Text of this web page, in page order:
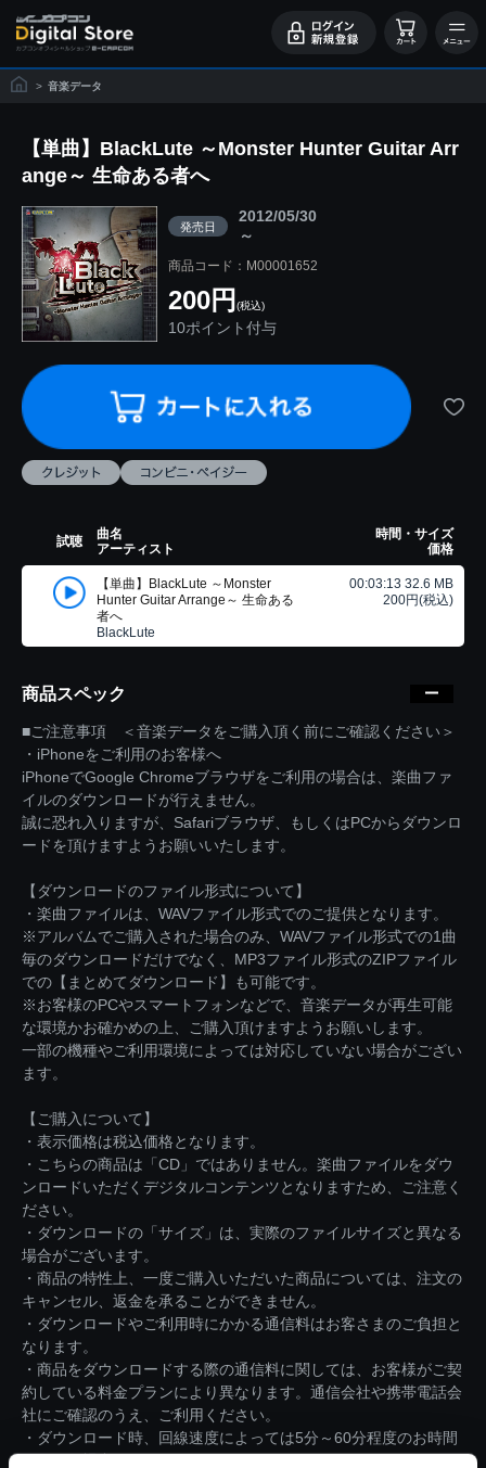
> 音楽データ
【単曲】BlackLute ～Monster Hunter Guitar Arr
ange～ 生命ある者へ
発売日
2012/05/30
～
商品コード：M00001652
200円 (税込)
10ポイント付与
試聴
曲名
アーティスト
時間・サイズ
価格
【単曲】BlackLute ～Monster
Hunter Guitar Arrange～ 生命ある
者へ
BlackLute
00:03:13 32.6 MB
200円(税込)
商品スペック
■ご注意事項 ＜音楽データをご購入頂く前にご確認ください＞
・iPhoneをご利用のお客様へ
iPhoneでGoogle Chromeブラウザをご利用の場合は、楽曲ファ
イルのダウンロードが行えません。
誠に恐れ入りますが、Safariブラウザ、もしくはPCからダウンロ
ードを頂けますようお願いいたします。
【ダウンロードのファイル形式について】
・楽曲ファイルは、WAVファイル形式でのご提供となります。
※アルバムでご購入された場合のみ、WAVファイル形式での1曲
毎のダウンロードだけでなく、MP3ファイル形式のZIPファイル
での【まとめてダウンロード】も可能です。
※お客様のPCやスマートフォンなどで、音楽データが再生可能
な環境かお確かめの上、ご購入頂けますようお願いします。
一部の機種やご利用環境によっては対応していない場合がござい
ます。
【ご購入について】
・表示価格は税込価格となります。
・こちらの商品は「CD」ではありません。楽曲ファイルをダウ
ンロードいただくデジタルコンテンツとなりますため、ご注意く
ださい。
・ダウンロードの「サイズ」は、実際のファイルサイズと異なる
場合がございます。
・商品の特性上、一度ご購入いただいた商品については、注文の
キャンセル、返金を承ることができません。
・ダウンロードやご利用時にかかる通信料はお客さまのご負担と
なります。
・商品をダウンロードする際の通信料に関しては、お客様がご契
約している料金プランにより異なります。通信会社や携帯電話会
社にご確認のうえ、ご利用ください。
・ダウンロード時、回線速度によっては5分～60分程度のお時間